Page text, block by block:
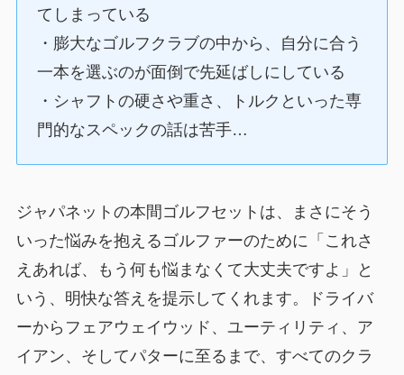
てしまっている
・膨大なゴルフクラブの中から、自分に合う
一本を選ぶのが面倒で先延ばしにしている
・シャフトの硬さや重さ、トルクといった専
門的なスペックの話は苦手…
ジャパネットの本間ゴルフセットは、まさにそう
いった悩みを抱えるゴルファーのために「これさ
えあれば、もう何も悩まなくて大丈夫ですよ」と
いう、明快な答えを提示してくれます。ドライバ
ーからフェアウェイウッド、ユーティリティ、ア
イアン、そしてパターに至るまで、すべてのクラ